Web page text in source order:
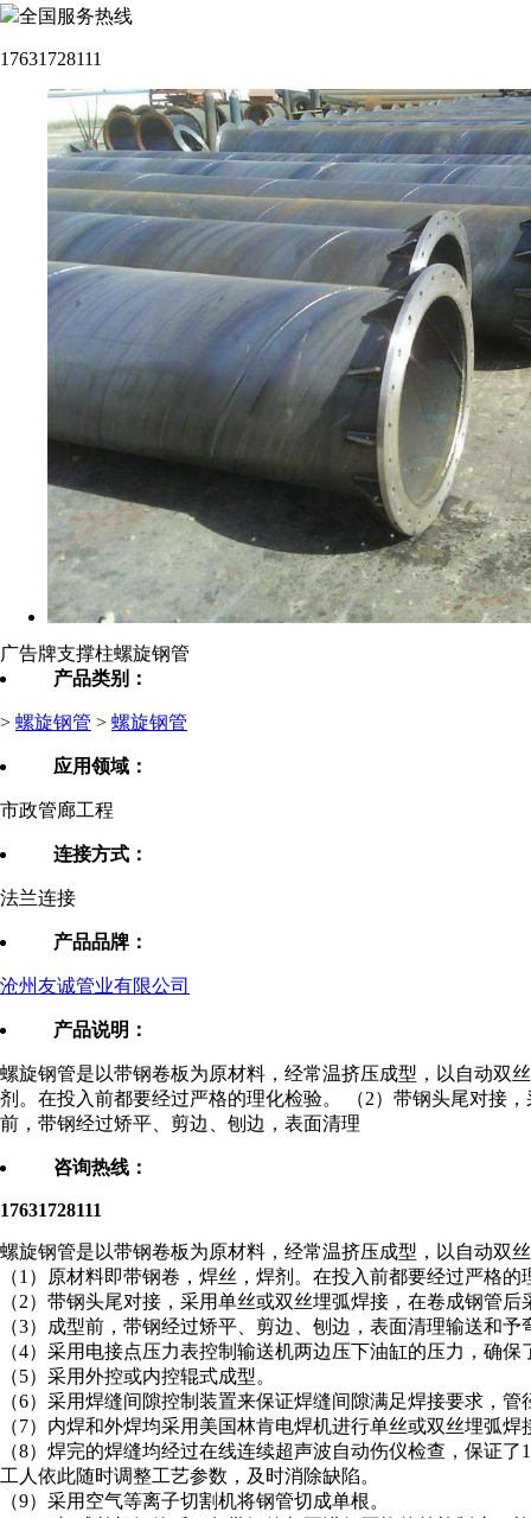
全国服务热线
17631728111
广告牌支撑柱螺旋钢管
产品类别：
> 螺旋钢管 > 螺旋钢管
应用领域：
市政管廊工程
连接方式：
法兰连接
产品品牌：
沧州友诚管业有限公司
产品说明：
螺旋钢管是以带钢卷板为原材料，经常温挤压成型，以自动双
剂。在投入前都要经过严格的理化检验。 （2）带钢头尾对接
前，带钢经过矫平、剪边、刨边，表面清理
咨询热线：
17631728111
螺旋钢管是以带钢卷板为原材料，经常温挤压成型，以自动双
（1）原材料即带钢卷，焊丝，焊剂。在投入前都要经过严格的
（2）带钢头尾对接，采用单丝或双丝埋弧焊接，在卷成钢管
（3）成型前，带钢经过矫平、剪边、刨边，表面清理输送和予
（4）采用电接点压力表控制输送机两边压下油缸的压力，确
（5）采用外控或内控辊式成型。
（6）采用焊缝间隙控制装置来保证焊缝间隙满足焊接要求，
（7）内焊和外焊均采用美国林肯电焊机进行单丝或双丝埋弧
（8）焊完的焊缝均经过在线连续超声波自动伤仪检查，保证
工人依此随时调整工艺参数，及时消除缺陷。
（9）采用空气等离子切割机将钢管切成单根。